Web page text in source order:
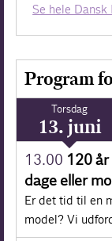
Se hele
Program
Torsdag
13. juni
13.00 120
dage eller
Er det tid til en
model? Vi